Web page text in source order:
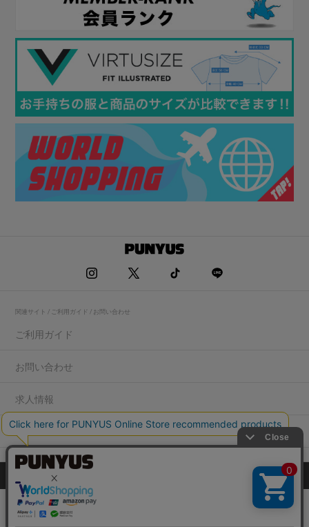
関連サイト / ご利用ガイド / お問い合わせ
ご利用ガイド
お問い合わせ
求人情報
店舗一覧
プライバシーポリシー